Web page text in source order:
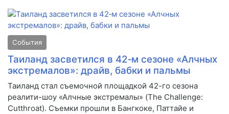
События
Таиланд засветился в 42‑м сезоне «Алчных
экстремалов»: драйв, бабки и пальмы
Таиланд стал съемочной площадкой 42-го сезона
реалити-шоу «Алчные экстремалы» (The Challenge:
Cutthroat). Съемки прошли в Бангкоке, Паттайе и